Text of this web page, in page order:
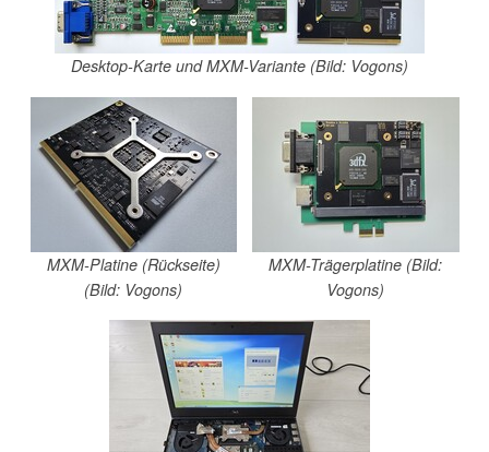
Desktop-Karte und MXM-Variante (Bild: Vogons)
MXM-Platine (Rückseite)
(Bild: Vogons)
MXM-Trägerplatine (Bild:
Vogons)